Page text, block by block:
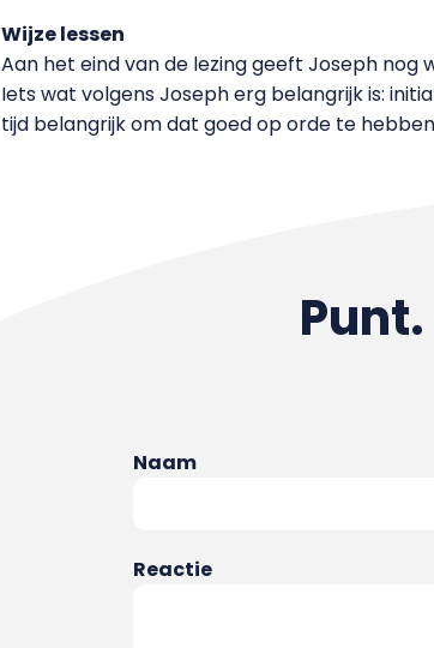
Wijze lessen
Aan het eind van de lezing geeft Joseph
Iets wat volgens Joseph erg belangrijk is:
tijd belangrijk om dat goed op orde te
Naam
Reactie